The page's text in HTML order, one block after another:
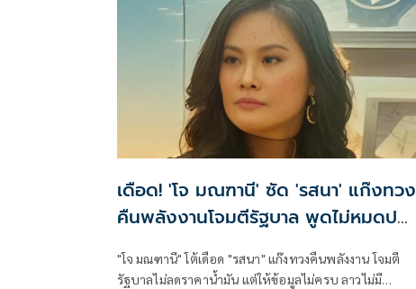
สถานการณ์โลกที่ผันผวน เข้าข่ายสมรู้ร่วมคิดร่วมกับทุน
พลังงาน ในการเอาเปรียบผู้บริโภค ใช่หรือไม่ ?
เดือด! 'โจ มณฑานี' ซัด 'รสนา' แก๊งทวง
คืนพลังงานโจมตีรัฐบาล พูดไม่หมดปม
"โจ มณฑานี" โต้เดือด "รสนา" แก๊งทวงคืนพลังงาน โจมตี
รัฐบาลไม่ลดราคาน้ำมัน แต่ให้ข้อมูลไม่ครบ ลาวไม่มี